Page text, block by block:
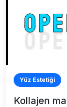
Yüz Estetiği
Kollajen